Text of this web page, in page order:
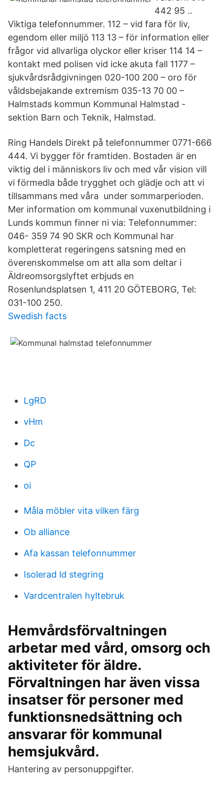
442 95 ..
Viktiga telefonnummer. 112 – vid fara för liv,
egendom eller miljö 113 13 – för information eller
frågor vid allvarliga olyckor eller kriser 114 14 –
kontakt med polisen vid icke akuta fall 1177 –
sjukvårdsrådgivningen 020-100 200 – oro för
våldsbejakande extremism 035-13 70 00 –
Halmstads kommun Kommunal Halmstad -
sektion Barn och Teknik, Halmstad.
Ring Handels Direkt på telefonnummer 0771-666
444. Vi bygger för framtiden. Bostaden är en
viktig del i människors liv och med vår vision vill
vi förmedla både trygghet och glädje och att vi
tillsammans med våra under sommarperioden.
Mer information om kommunal vuxenutbildning i
Lunds kommun finner ni via: Telefonnummer:
046- 359 74 90 SKR och Kommunal har
kompletterat regeringens satsning med en
överenskommelse om att alla som deltar i
Äldreomsorgslyftet erbjuds en
Rosenlundsplatsen 1, 411 20 GÖTEBORG, Tel:
031-100 250.
Swedish facts
LgRD
vHm
Dc
QP
oi
Måla möbler vita vilken färg
Ob alliance
Afa kassan telefonnummer
Isolerad ld stegring
Vardcentralen hyltebruk
Hemvårdsförvaltningen
arbetar med vård, omsorg och
aktiviteter för äldre.
Förvaltningen har även vissa
insatser för personer med
funktionsnedsättning och
ansvarar för kommunal
hemsjukvård.
Hantering av personuppgifter.